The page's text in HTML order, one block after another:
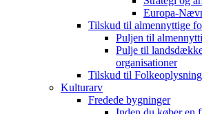
Europa-
Tilskud til almennyttige
Puljen til
Pulje til
organisationer
Tilskud til Folkeoplysning
Kulturarv
Fredede bygninger